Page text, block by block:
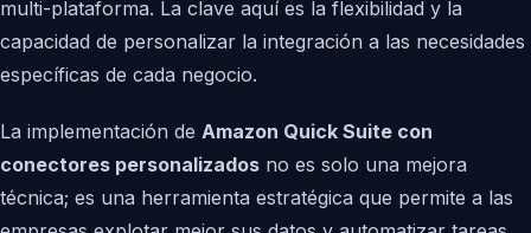
multi-plataforma. La clave aquí es la flexibilidad y la
capacidad de personalizar la integración a las necesidades
específicas de cada negocio.
La implementación de Amazon Quick Suite con
conectores personalizados no es solo una mejora
técnica; es una herramienta estratégica que permite a las